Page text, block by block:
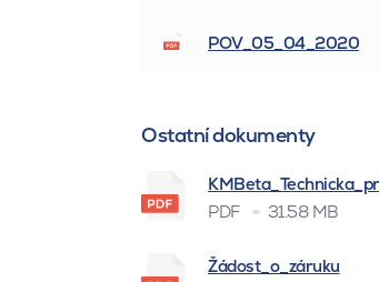
POV_05_04_2020
Ostatní dokumenty
PDF
31.58 MB
Žádost_o_záruku